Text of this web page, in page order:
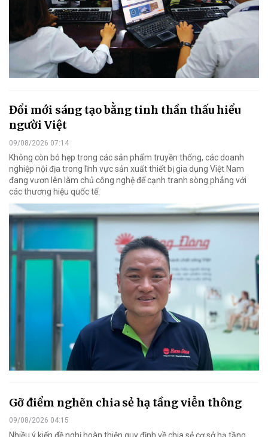
Đổi mới sáng tạo bằng tinh thần thấu hiểu
người Việt
09/08/2026 07:14
Không còn bó hẹp trong các sản phẩm truyền thống, các doanh
nghiệp nội địa trong lĩnh vực sản xuất thiết bị gia dụng Việt Nam
đang vươn lên làm chủ công nghệ để cạnh tranh sòng phẳng với
các thương hiệu quốc tế.
Gỡ điểm nghẽn chia sẻ hạ tầng viễn thông
09/08/2026 04:15